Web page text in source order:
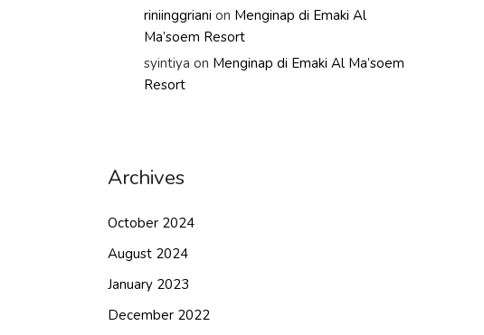
riniinggriani on Menginap di Emaki Al
Ma’soem Resort
syintiya on Menginap di Emaki Al Ma’soem
Resort
Archives
October 2024
August 2024
January 2023
December 2022